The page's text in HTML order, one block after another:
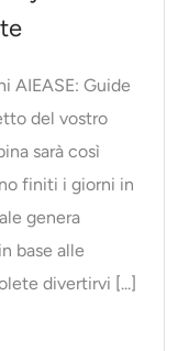
AIEASE: Guide
del vostro
sarà così
finiti i giorni in
genera
base alle
divertirvi [...]